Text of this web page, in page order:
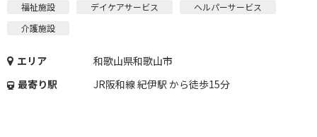
福祉施設 デイケアサービス
ヘルパーサービス
介護施設
エリア
和歌山県和歌山市
最寄り駅
JR阪和線 紀伊駅 から徒歩15分